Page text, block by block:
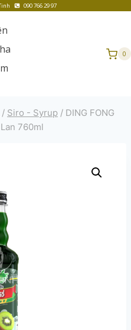
090 766 29 97
0
/ Siro - Syrup / DING FONG
760ml